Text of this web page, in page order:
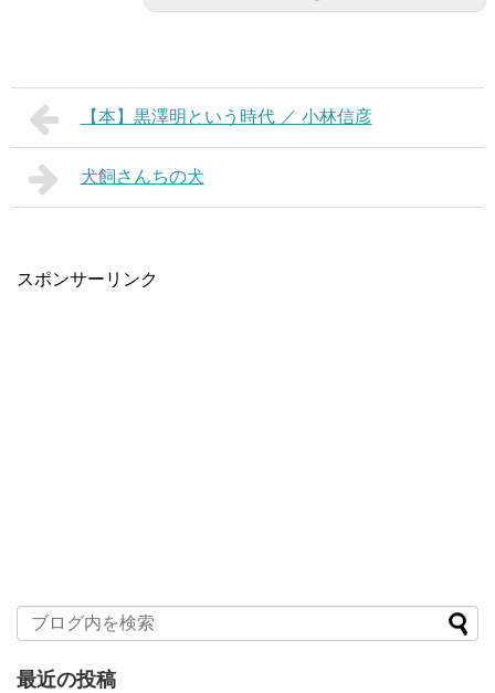
【本】黒澤明という時代 ／ 小林信彦
犬飼さんちの犬
スポンサーリンク
最近の投稿